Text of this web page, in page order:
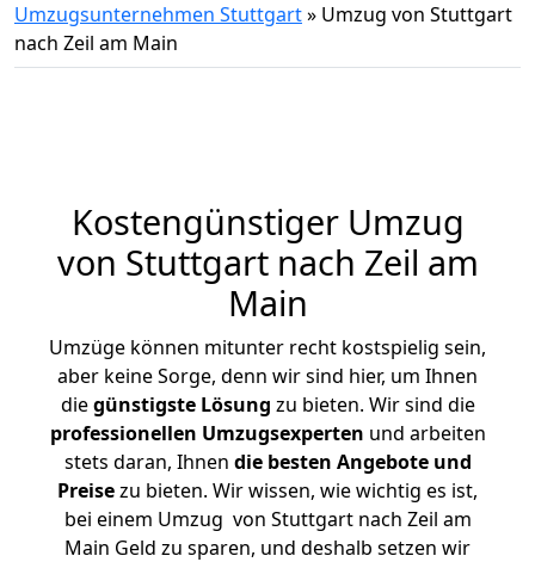
Umzugsunternehmen Stuttgart» Umzug von Stuttgart
nach Zeil am Main
Kostengünstiger Umzug
von Stuttgart nach Zeil am
Main
Umzüge können mitunter recht kostspielig sein,
aber keine Sorge, denn wir sind hier, um Ihnen
diegünstigste Lösung zu bieten. Wir sind die
professionellen Umzugsexperten und arbeiten
stets daran, Ihnen die besten Angebote und
Preisezu bieten. Wir wissen, wie wichtig es ist,
bei einem Umzug von Stuttgart nach Zeil am
Main Geld zu sparen, und deshalb setzen wir